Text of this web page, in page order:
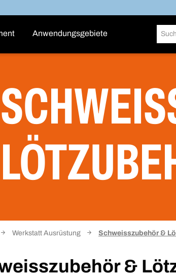
Anwendungsgebiete
Werkstatt Ausrüstung Schweisszubehör &
&